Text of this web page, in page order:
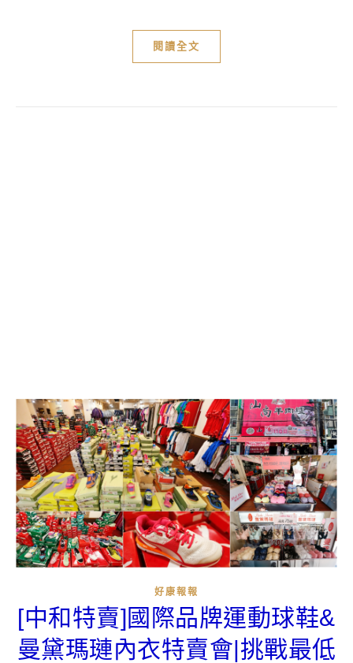
閱讀全文
好康報報
[中和特賣]國際品牌運動球鞋&
曼黛瑪璉內衣特賣會|挑戰最低